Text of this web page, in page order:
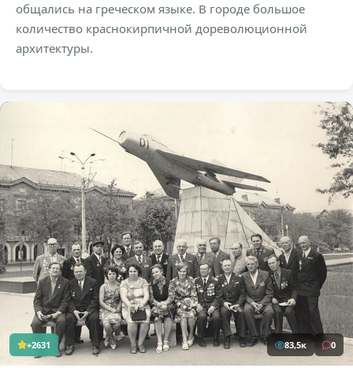
общались на греческом языке. В городе большое
количество краснокирпичной дореволюционной
архитектуры.
+2631 83,5к 0